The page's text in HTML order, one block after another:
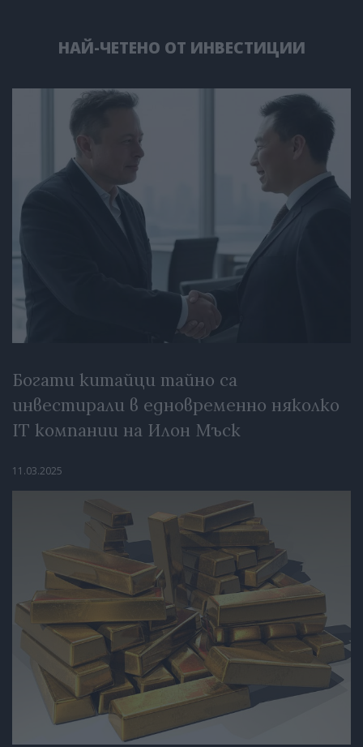
НАЙ-ЧЕТЕНО ОТ ИНВЕСТИЦИИ
Богати китайци тайно са
инвестирали в едновременно няколко
IT компании на Илон Мъск
11.03.2025